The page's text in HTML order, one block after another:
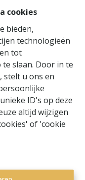
cookies
bieden,
technologieën
tot
slaan. Door in te
stelt u ons en
ID's op deze
altijd wijzigen
of 'cookie
Ville| Ref: 596